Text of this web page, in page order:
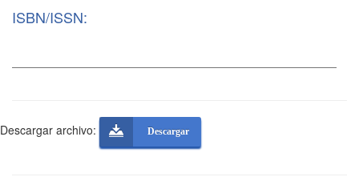
ISBN/ISSN:
Descargar archivo: Descargar